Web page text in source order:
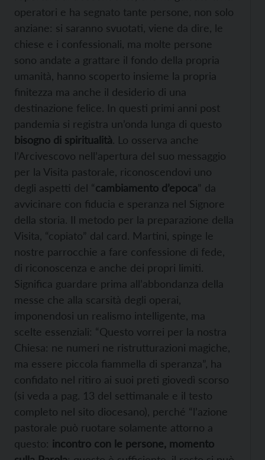
operatori e ha segnato tante persone, non solo
anziane: si saranno svuotati, viene da dire, le
chiese e i confessionali, ma molte persone
sono andate a grattare il fondo della propria
umanità, hanno scoperto insieme la propria
finitezza ma anche il desiderio di una
destinazione felice. In questi primi anni post
pandemia si registra un’onda lunga di questo
bisogno di spiritualità. Lo osserva anche
l’Arcivescovo nell’apertura del suo messaggio
per la Visita pastorale, riconoscendovi uno
degli aspetti del “cambiamento d’epoca” da
avvicinare con fiducia e speranza nel Signore
della storia. Il metodo per la preparazione della
Visita, “copiato” dal card. Martini, spinge le
nostre parrocchie a fare confessione di fede,
di riconoscenza e anche dei propri limiti.
Significa guardare prima all’abbondanza della
messe che alla scarsità degli operai,
imponendosi un realismo intelligente, ma
scelte essenziali: “Questo vorrei per la nostra
Chiesa: ne numeri ne ristrutturazioni magiche,
ma essere piccola fiammella di speranza”, ha
confidato nel ritiro ai suoi preti giovedì scorso
(si veda a pag. 13 del settimanale e il testo
completo nel sito diocesano), perché “l’azione
pastorale può ruotare solamente attorno a
questo: incontro con le persone, momento